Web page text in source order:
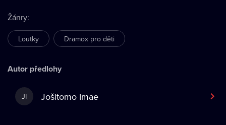
Žánry:
Loutky Dramox pro děti
Autor předlohy
JI Jošitomo Imae